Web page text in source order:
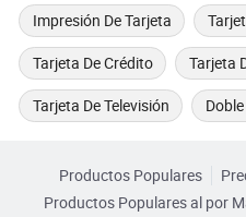
Impresión De Tarjeta
Tarjeta De Crédito Tarjeta
Tarjeta De Televisión
Productos Populares
Productos Populares al por